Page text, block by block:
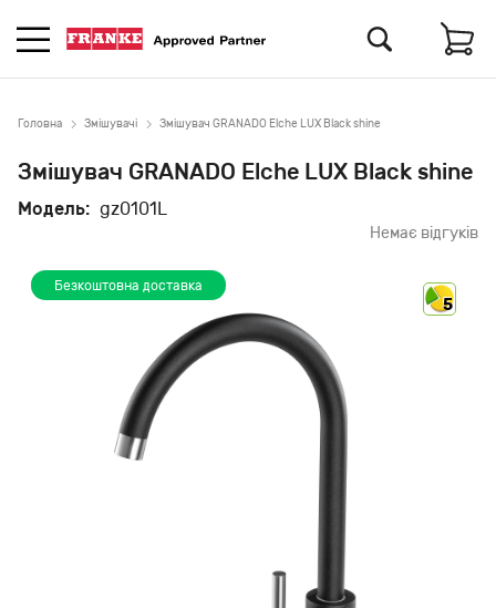
Головна Змішувачі Змішувач GRANADO Elche LUX Black shine
Змішувач GRANADO Elche LUX Black shine
Модель: gz0101L
Немає відгуків
Безкоштовна доставка
5